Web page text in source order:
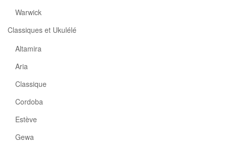
Warwick
Classiques et Ukulélé
Altamira
Aria
Classique
Cordoba
Estève
Gewa